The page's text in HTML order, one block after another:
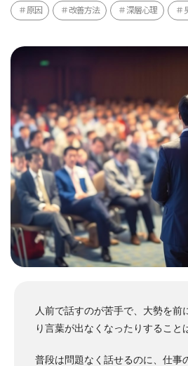
原因 改善方法 深層心理
人前で話すのが苦手で、大勢を前
り言葉が出なくなったりすること
普段は問題なく話せるのに、仕事